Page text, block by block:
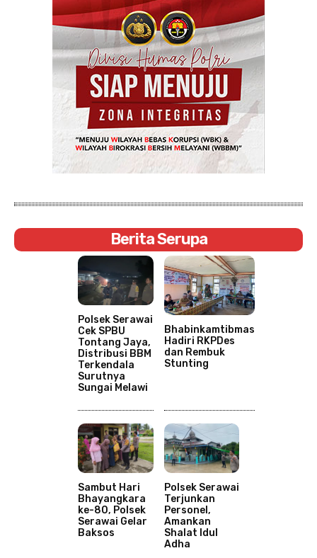
Berita Serupa
Polsek Serawai
Cek SPBU
Tontang Jaya,
Distribusi BBM
Terkendala
Surutnya
Sungai Melawi
Bhabinkamtibmas
Hadiri RKPDes
dan Rembuk
Stunting
Sambut Hari
Bhayangkara
ke-80, Polsek
Serawai Gelar
Baksos
Polsek Serawai
Terjunkan
Personel,
Amankan
Shalat Idul
Adha